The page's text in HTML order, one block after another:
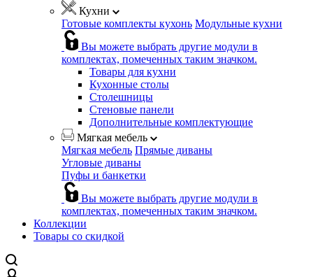
Кухни
Готовые комплекты кухонь Модульные кухни
Вы можете выбрать другие модули в
комплектах, помеченных таким значком.
Товары для кухни
Кухонные столы
Столешницы
Стеновые панели
Дополнительные комплектующие
Мягкая мебель
Мягкая мебель Прямые диваны
Угловые диваны
Пуфы и банкетки
Вы можете выбрать другие модули в
комплектах, помеченных таким значком.
Коллекции
Товары со скидкой